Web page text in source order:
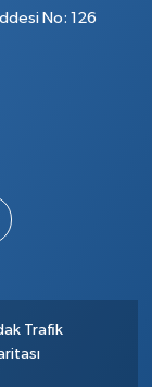
No: 126
Trafik